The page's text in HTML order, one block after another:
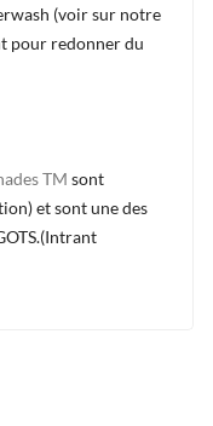
(voir sur notre
pour redonner du
TM sont
et sont une des